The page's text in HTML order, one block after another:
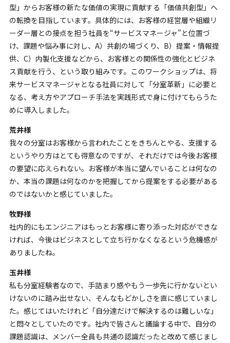
型」からお客様の新たな価値の実現に貢献する「価値共創型」へ
の転換を目指しています。具体的には、お客様の経営層や組織リ
ーダー層との接点を担う社員を“サービスマネージャ”と位置づ
け、課題や悩み事に対し、A）共創の場づくり、B）提案・情報提
供、C）内製化支援などから、お客様との関係性の強化とビジネ
ス貢献を行う、という取り組みです。このワークショップは、将
来サービスマネージャとなる社員に対して「分室革新」に必要と
なる、考え方やアプローチ手法を実践形式で身に付けてもらうた
めに導入しました。
荒井様
我々の分室はお客様から言われたことをきちんとやる、支援する
というやり方はとても得意なのですが、それだけでは今後お客様
の要望に応えられない。お客様が本当に望んでいることは何なの
か、本当の課題は何なのかを把握してから提案をする必要がある
のではないかと感じていました。
牧野様
社内的にもエンジニアはもっとお客様に寄り添った対応ができな
ければ、今後はビジネスとして立ち行かなくなるという危機感が
ありましたね。
玉井様
私も分室経験者なので、手詰まり感やもう一歩先に行かないとい
けないのに踏み出せない、そんなもどかしさを直に感じていまし
た。感じてはいたけれど「自分達だけで解決するのは難しいな」
と悶々としていたのです。社内で皆さんと議論する中で、自分の
課題認識は、メンバー全員も共通の認識だったと改めて感じまし